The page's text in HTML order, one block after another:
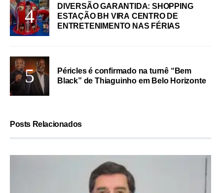
DIVERSÃO GARANTIDA: SHOPPING
ESTAÇÃO BH VIRA CENTRO DE
ENTRETENIMENTO NAS FÉRIAS
Péricles é confirmado na turnê “Bem
Black” de Thiaguinho em Belo Horizonte
Posts Relacionados